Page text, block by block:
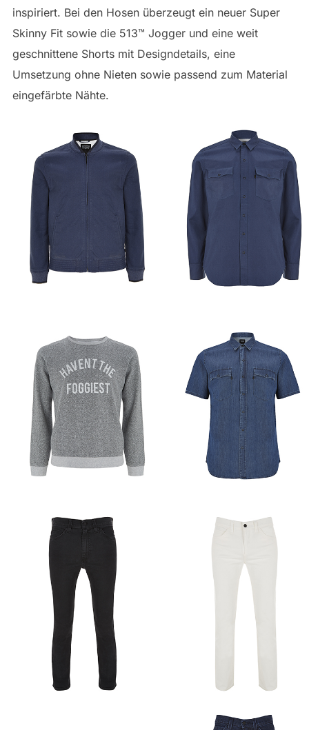
inspiriert. Bei den Hosen überzeugt ein neuer Super
Skinny Fit sowie die 513™ Jogger und eine weit
geschnittene Shorts mit Designdetails, eine
Umsetzung ohne Nieten sowie passend zum Material
eingefärbte Nähte.